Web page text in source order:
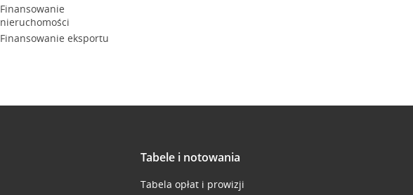
Finansowanie
nieruchomości
Finansowanie eksportu
Tabele i notowania
Tabela opłat i prowizji